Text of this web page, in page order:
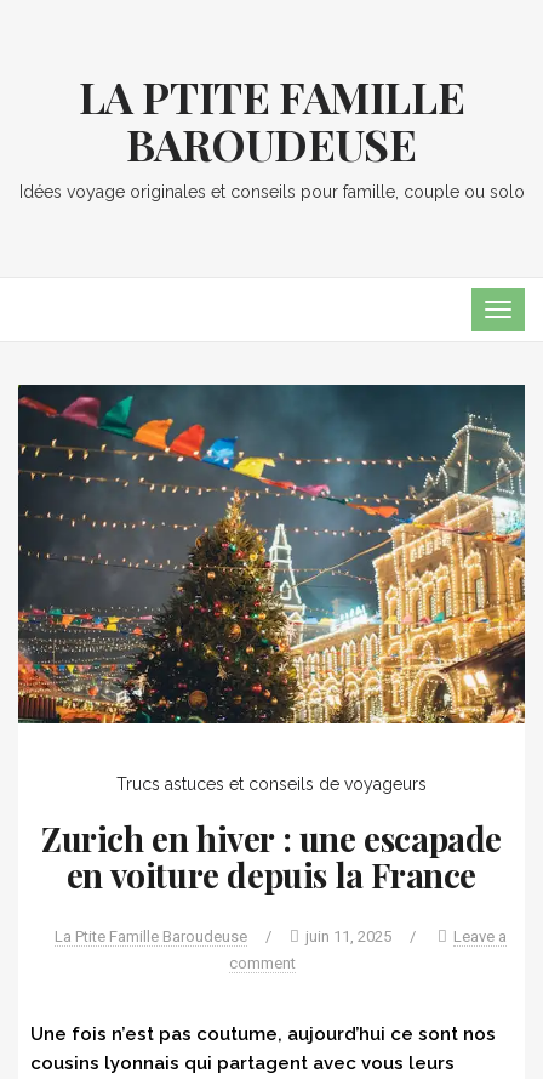
LA PTITE FAMILLE
BAROUDEUSE
Idées voyage originales et conseils pour famille, couple ou solo
Trucs astuces et conseils de voyageurs
Zurich en hiver : une escapade
en voiture depuis la France
La Ptite Famille Baroudeuse / juin 11, 2025 /
Leave a
comment
Une fois n’est pas coutume, aujourd’hui ce sont nos
cousins lyonnais qui partagent avec vous leurs